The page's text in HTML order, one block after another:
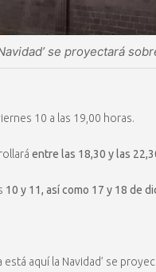
se proyectará
10 a las 19,00 horas.
entre las 18,30 y las
10 y 11, así como 17 y 18 de
aquí la Navidad’ se